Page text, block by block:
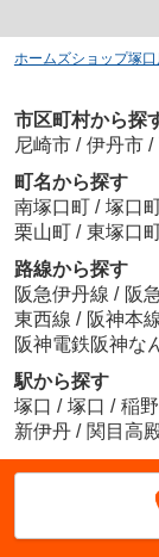
ホームズショップ塚
市区町村から探
尼崎市 / 伊丹市 /
町名から探す
南塚口町 / 塚口
栗山町 / 東塚口
路線から探す
阪急伊丹線 / 阪
東西線 / 阪神本
阪神電鉄阪神な
駅から探す
塚口 / 塚口 / 稲野
新伊丹 / 関目高